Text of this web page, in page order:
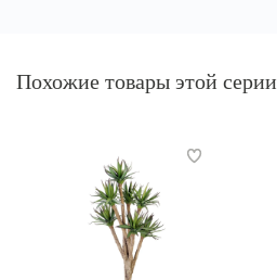
Похожие товары этой серии